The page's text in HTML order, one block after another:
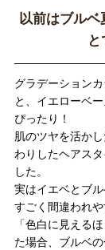
以前はブルベ
グラデーション
と、イエローベ
ぴったり！
肌のツヤを活か
わりしたヘアス
した。
実はイエベとブ
すごく間違われ
「色白に見える
た場合、ブルベ